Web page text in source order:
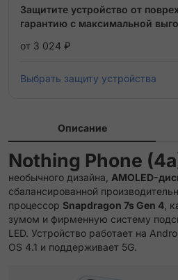
Защитите устройство от
гарантию с максимальной
от 3 024 ₽
Выбрать защиту устройства
Описание
Nothing Phone
необычного дизайна, AMOLED-
сбалансированной
процессор Snapdragon 7s Gen 4 ,
зумом и фирменную систему
LED. Устройство работает на
OS 4.1 и поддерживает 5G.